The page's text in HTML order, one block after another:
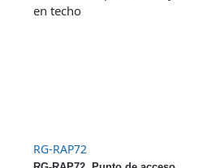
RG-RAP72